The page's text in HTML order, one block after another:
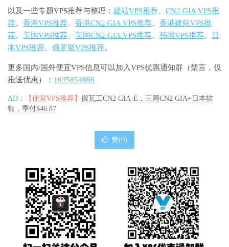
以及一些专题VPS推荐与整理： 建站VPS推荐
CN2 GIA VPS推
荐
香港VPS推荐 香港CN2 GIA VPS推荐
香港建站VPS推
荐
美国VPS推荐 美国CN2 GIA VPS推荐 韩国VPS推荐
日
本VPS推荐
俄罗斯VPS推荐。
更多国内/国外便宜VPS信息可以加入VPS优惠通知群（禁言，仅
推送优惠）： 1035854666
AD： 【便宜VPS推荐】 搬瓦工CN2 GIA-E，三网CN2 GIA+日本软
银，季付$46.87
赞(0)